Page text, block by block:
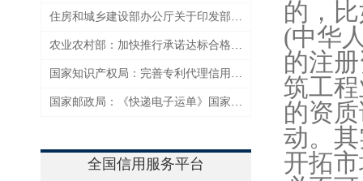
住房和城乡建设部办公厅关于印发部2023年信用体系建设工作要点的通知
农业农村部：加快推行承诺达标合格证制度和风险防控机制建设
国家知识产权局：完善专利代理信用监管机制
国家邮政局：《快递电子运单》国家标准强化个人信息保护
全国信用服务平台
的，
(中华
的注
筑工
的资
动。
开拓